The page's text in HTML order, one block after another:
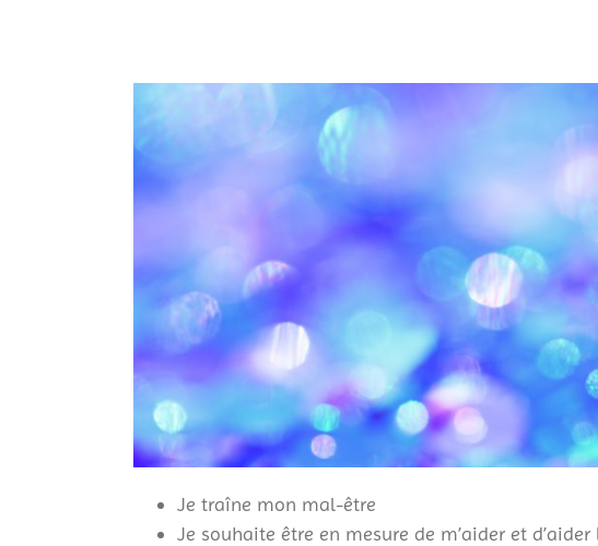
Je traîne mon mal-être
Je souhaite être en mesure de m’aider et d’aider